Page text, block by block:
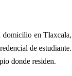
domicilio en Tlaxcala,
de estudiante.
donde residen.